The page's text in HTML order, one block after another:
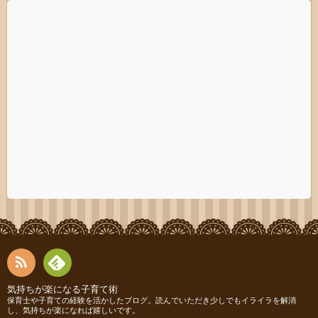
RSS
Fee
気持ちが楽になる子育て術
保育士や子育ての経験を活かしたブログ。読んでいただき少しでもイライラを解消
し、気持ちが楽になれば嬉しいです。